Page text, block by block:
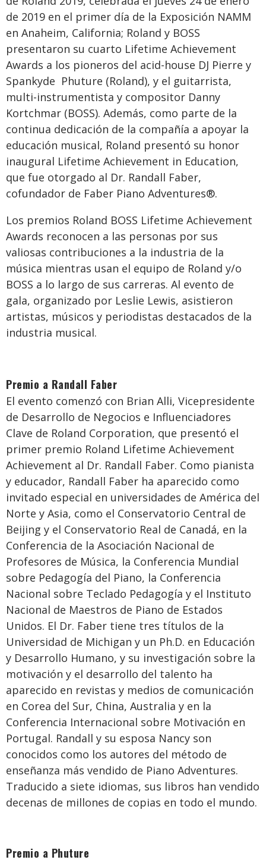
de 2019 en el primer día de la Exposición NAMM
en Anaheim, California; Roland y BOSS
presentaron su cuarto Lifetime Achievement
Awards a los pioneros del acid-house DJ Pierre y
Spankyde Phuture (Roland), y el guitarrista,
multi-instrumentista y compositor Danny
Kortchmar (BOSS). Además, como parte de la
continua dedicación de la compañía a apoyar la
educación musical, Roland presentó su honor
inaugural Lifetime Achievement in Education,
que fue otorgado al Dr. Randall Faber,
cofundador de Faber Piano Adventures®.
Los premios Roland BOSS Lifetime Achievement
Awards reconocen a las personas por sus
valiosas contribuciones a la industria de la
música mientras usan el equipo de Roland y/o
BOSS a lo largo de sus carreras. Al evento de
gala, organizado por Leslie Lewis, asistieron
artistas, músicos y periodistas destacados de la
industria musical.
Premio a Randall Faber
El evento comenzó con Brian Alli, Vicepresidente
de Desarrollo de Negocios e Influenciadores
Clave de Roland Corporation, que presentó el
primer premio Roland Lifetime Achievement
Achievement al Dr. Randall Faber. Como pianista
y educador, Randall Faber ha aparecido como
invitado especial en universidades de América del
Norte y Asia, como el Conservatorio Central de
Beijing y el Conservatorio Real de Canadá, en la
Conferencia de la Asociación Nacional de
Profesores de Música, la Conferencia Mundial
sobre Pedagogía del Piano, la Conferencia
Nacional sobre Teclado Pedagogía y el Instituto
Nacional de Maestros de Piano de Estados
Unidos. El Dr. Faber tiene tres títulos de la
Universidad de Michigan y un Ph.D. en Educación
y Desarrollo Humano, y su investigación sobre la
motivación y el desarrollo del talento ha
aparecido en revistas y medios de comunicación
en Corea del Sur, China, Australia y en la
Conferencia Internacional sobre Motivación en
Portugal. Randall y su esposa Nancy son
conocidos como los autores del método de
enseñanza más vendido de Piano Adventures.
Traducido a siete idiomas, sus libros han vendido
decenas de millones de copias en todo el mundo.
Premio a Phuture